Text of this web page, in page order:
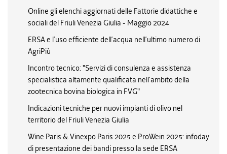
Online gli elenchi aggiornati delle Fattorie didattiche e
sociali del Friuli Venezia Giulia - Maggio 2024
ERSA e l’uso efficiente dell’acqua nell’ultimo numero di
AgriPiù
Incontro tecnico: "Servizi di consulenza e assistenza
specialistica altamente qualificata nell’ambito della
zootecnica bovina biologica in FVG"
Indicazioni tecniche per nuovi impianti di olivo nel
territorio del Friuli Venezia Giulia
Wine Paris & Vinexpo Paris 2025 e ProWein 2025: infoday
di presentazione dei bandi presso la sede ERSA